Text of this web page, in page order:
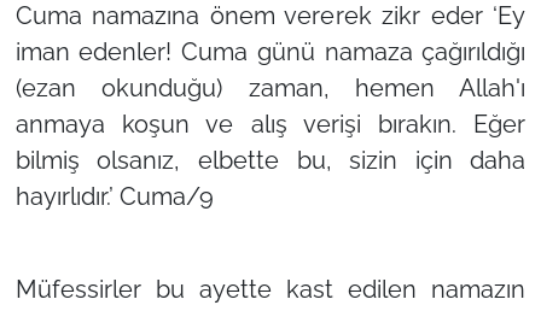
Cuma namazına önem vererek zikr eder ‘Ey
iman edenler! Cuma günü namaza çağırıldığı
(ezan okunduğu) zaman, hemen Allah'ı
anmaya koşun ve alış verişi bırakın. Eğer
bilmiş olsanız, elbette bu, sizin için daha
hayırlıdır.’ Cuma/9
Müfessirler bu ayette kast edilen namazın